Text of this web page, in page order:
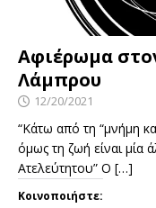
Αφιέρωμα
Λάμπρου
12/20/2021
“Κάτω από τη “μνήμη
όμως τη ζωή είναι μία
Ατελεύτητου” Ο […]
Κοινοποιήστε: